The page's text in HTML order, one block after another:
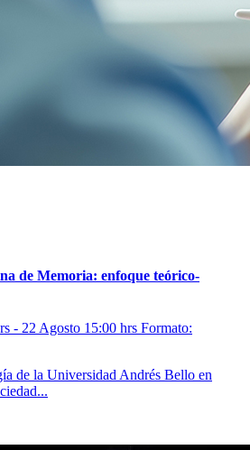
de Memoria: enfoque teórico-
- 22 Agosto 15:00 hrs Formato:
de la Universidad Andrés Bello en